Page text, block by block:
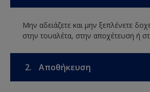
Μην αδειάζετε και μην ξεπλένετε
στην τουαλέτα, στην αποχέτευση ή
2. Αποθήκευση